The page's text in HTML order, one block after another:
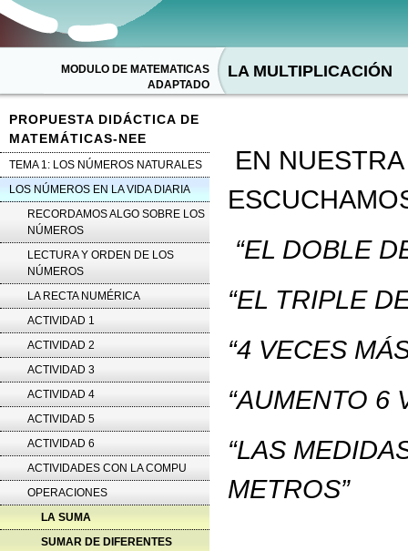
MODULO DE MATEMATICAS
ADAPTADO
PROPUESTA DIDÁCTICA DE
MATEMÁTICAS-NEE
TEMA 1: LOS NÚMEROS NATURALES
LOS NÚMEROS EN LA VIDA DIARIA
RECORDAMOS ALGO SOBRE LOS
NÚMEROS
LECTURA Y ORDEN DE LOS
NÚMEROS
LA RECTA NUMÉRICA
ACTIVIDAD 1
ACTIVIDAD 2
ACTIVIDAD 3
ACTIVIDAD 4
ACTIVIDAD 5
ACTIVIDAD 6
ACTIVIDADES CON LA COMPU
OPERACIONES
LA SUMA
SUMAR DE DIFERENTES
LA MULTIPLICACIÓN
EN
“EL DOBLE
“EL TRIPLE
“4 VECES
“AUMENTO 6
“LAS
METROS”